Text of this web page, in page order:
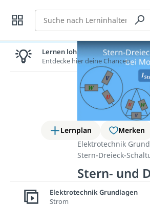
Suche
Lernplan Merken
Elektrotechnik
Stern-Dreieck-
Stern- und
Schaltung
Lernen lohnt sich!
Entdecke hier deine Chancen.
Elektrotechnik Grundlagen
Strom